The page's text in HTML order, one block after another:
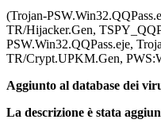
(Trojan-
TR/Hijacker.Gen,
PSW.Win32.QQPass.eje,
TR/Crypt.UPKM.Gen,
Aggiunto al database dei
La descrizione è stata